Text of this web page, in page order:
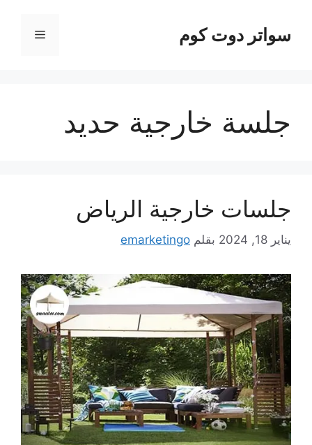
المحتوىسواتر دوت كوم القائمة
جلسة خارجية حديد
جلسات خارجية الرياض
يناير 18, 2024 بقلم emarketingo